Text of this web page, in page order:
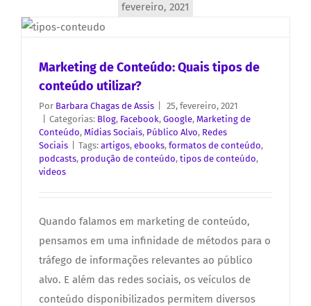
fevereiro, 2021
Marketing de Conteúdo: Quais tipos de
conteúdo utilizar?
Por Barbara Chagas de Assis
25, fevereiro, 2021
Categorias: Blog, Facebook, Google, Marketing de
Conteúdo, Mídias Sociais, Público Alvo, Redes
Sociais
Tags: artigos, ebooks, formatos de conteúdo,
podcasts, produção de conteúdo, tipos de conteúdo,
videos
Quando falamos em marketing de conteúdo,
pensamos em uma infinidade de métodos para o
tráfego de informações relevantes ao público
alvo. E além das redes sociais, os veículos de
conteúdo disponibilizados permitem diversos